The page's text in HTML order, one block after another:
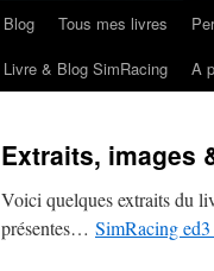
Blog Tous mes livres
Livre & Blog SimRacing
A
Extraits, images
Voici quelques extraits du
présentes… SimRacing